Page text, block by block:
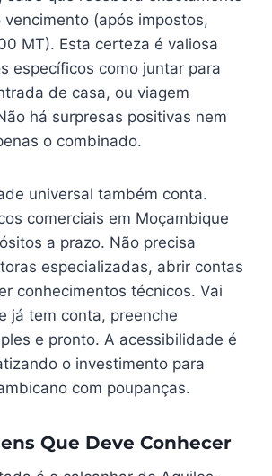
(após impostos,
MT). Esta certeza é valiosa
específicos como juntar para
de casa, ou viagem
há surpresas positivas nem
o combinado.
universal também conta.
comerciais em Moçambique
a prazo. Não precisa
especializadas, abrir contas
conhecimentos técnicos. Vai
já tem conta, preenche
e pronto. A acessibilidade é
o investimento para
com poupanças.
Que Deve Conhecer